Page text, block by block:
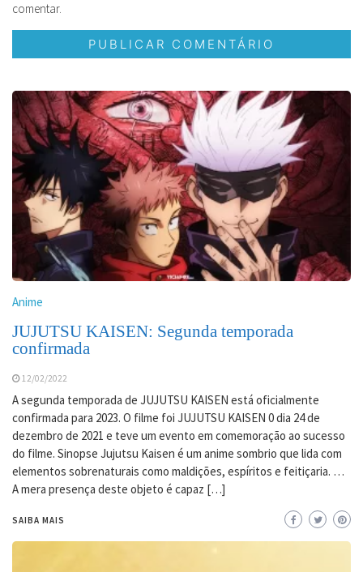
comentar.
Anime
JUJUTSU KAISEN: Segunda temporada
confirmada
12/02/2022
A segunda temporada de JUJUTSU KAISEN está oficialmente
confirmada para 2023. O filme foi JUJUTSU KAISEN 0 dia 24 de
dezembro de 2021 e teve um evento em comemoração ao sucesso
do filme. Sinopse Jujutsu Kaisen é um anime sombrio que lida com
elementos sobrenaturais como maldições, espíritos e feitiçaria. …
A mera presença deste objeto é capaz […]
SAIBA MAIS